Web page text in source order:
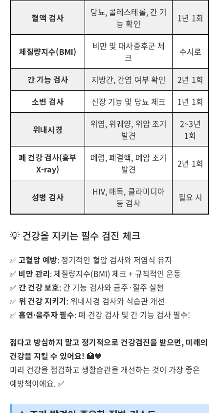
혈액 검사
당뇨, 콜레스테롤, 간 기
능 확인
1년 1회
체질량지수(BMI)
비만 및 대사증후군 체
크
수시로
간 기능 검사 지방간, 간염 여부 확인
2년 1회
소변 검사
신장 기능 및 당뇨 체크 1년 1회
위내시경
위염, 위궤양, 위암 조기
발견
2~3년
1회
폐 건강 검사(흉부
X-ray)
폐렴, 폐결핵, 폐암 조기
발견
2년 1회
성병 검사
HIV, 매독, 클라미디아
등 검사
필요 시
💡 건강을 지키는 필수 검진 체크
✅고혈압 예방: 정기적인 혈압 검사와 저염식 유지
✅ 비만 관리: 체질량지수(BMI) 체크 + 규칙적인 운동
✅간 건강 보호: 간 기능 검사와 금주·절주 실천
✅ 위 건강 지키기: 위내시경 검사와 식습관 개선
✅흡연·음주자 필수: 폐 건강 검사 및 간 기능 검사 필수!
젊다고 방심하지 말고 정기적으로 건강검진을 받으면, 미래의
건강을 지킬 수 있어요! 🏥💙
미리 건강을 점검하고 생활습관을 개선하는 것이 가장 좋은
예방책이에요. ✅